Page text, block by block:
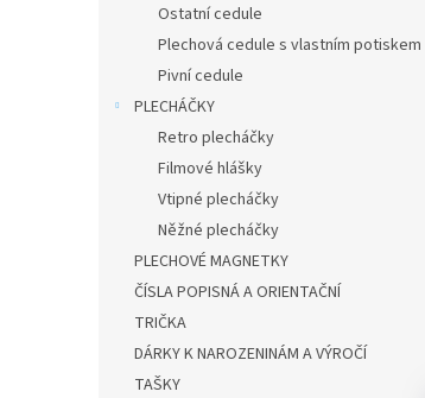
Ostatní cedule
Plechová cedule s vlastním potiskem
Pivní cedule
PLECHÁČKY
Retro plecháčky
Filmové hlášky
Vtipné plecháčky
Něžné plecháčky
PLECHOVÉ MAGNETKY
ČÍSLA POPISNÁ A ORIENTAČNÍ
TRIČKA
DÁRKY K NAROZENINÁM A VÝROČÍ
TAŠKY